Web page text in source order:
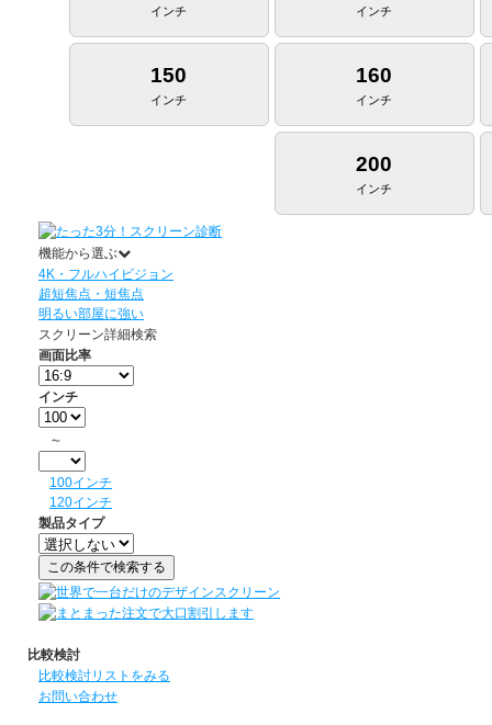
インチ インチ
150
インチ
160
インチ
200
インチ
機能から選ぶ
4K・フルハイビジョン
超短焦点・短焦点
明るい部屋に強い
スクリーン詳細検索
画面比率
インチ
～
100インチ
120インチ
製品タイプ
比較検討
比較検討リストをみる
お問い合わせ